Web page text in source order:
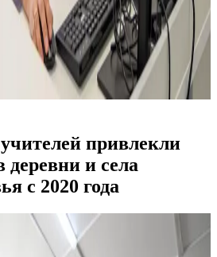
привлекли
деревни и села
с 2020 года